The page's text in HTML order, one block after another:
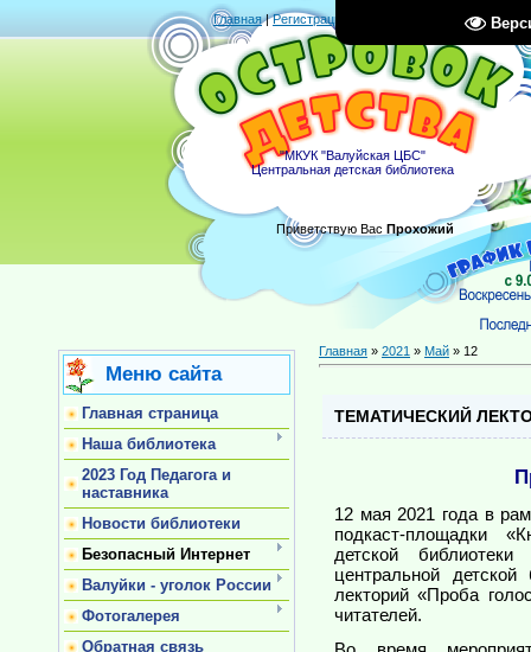
Главная|Регистрация
"МКУК "Валуйская ЦБС"
Центральная детская библиотека
Приветствую Вас Прохожий
Меню сайта
Главная страница
Наша библиотека
2023 Год Педагога и
наставника
Новости библиотеки
Безопасный Интернет
Валуйки - уголок России
Фотогалерея
Обратная связь
Главная » 2021 » Май » 12
ТЕМАТИЧЕСКИЙ
12 мая 2021 года в
подкаст-площадки
детской
центральной детской
лекторий «Проба
читателей.